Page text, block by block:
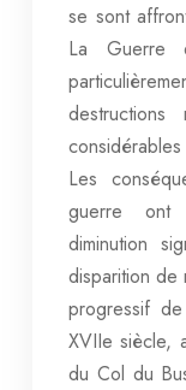
se sont
La Guerre
destructions
Les
guerre ont
diminution
disparition de
progressif
XVIIe siècle,
du Col du